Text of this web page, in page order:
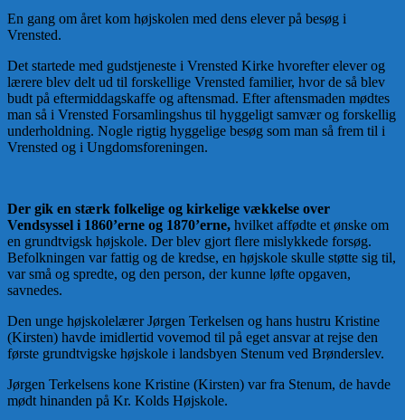
En gang om året kom højskolen med dens elever på besøg i
Vrensted.
Det startede med gudstjeneste i Vrensted Kirke hvorefter elever og
lærere blev delt ud til forskellige Vrensted familier, hvor de så blev
budt på eftermiddagskaffe og aftensmad. Efter aftensmaden mødtes
man så i Vrensted Forsamlingshus til hyggeligt samvær og forskellig
underholdning. Nogle rigtig hyggelige besøg som man så frem til i
Vrensted og i Ungdomsforeningen.
Der gik en stærk folkelige og kirkelige vækkelse over
Vendsyssel i 1860’erne og 1870’erne, hvilket affødte et ønske om
en grundtvigsk højskole. Der blev gjort flere mislykkede forsøg.
Befolkningen var fattig og de kredse, en højskole skulle støtte sig til,
var små og spredte, og den person, der kunne løfte opgaven,
savnedes.
Den unge højskolelærer Jørgen Terkelsen og hans hustru Kristine
(Kirsten) havde imidlertid vovemod til på eget ansvar at rejse den
første grundtvigske højskole i landsbyen Stenum ved Brønderslev.
Jørgen Terkelsens kone Kristine (Kirsten) var fra Stenum, de havde
mødt hinanden på Kr. Kolds Højskole.